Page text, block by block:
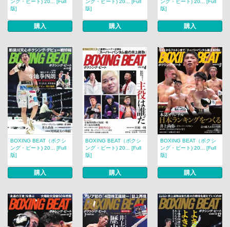
版]
購入
版]
購入
版]
購入
BOXING BEAT（ボクシ
ング・ビート) 20... [Full
版]
購入
BOXING BEAT（ボクシ
ング・ビート) 20... [Full
版]
購入
BOXING BEAT（ボクシ
ング・ビート) 20... [Full
版]
購入